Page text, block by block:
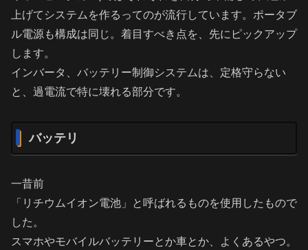
上げてシステムを作るってのが流行しています。ポータブ
ル電源も構成は同じ。着目すべき点を、先にピックアップ
します。
インバータ、バッテリー制御システムは、定格守らない
と、過電流で特に壊れる部分です。
バッテリ
一昔前
「リチウムイオン電池」と呼ばれるものを使用したもので
した。
スマホやモバイルバッテリーとか車とか、よくあるやつ。